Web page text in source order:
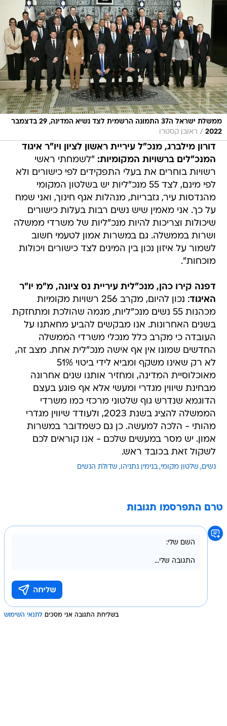
ממשלת ישראל ה37 התמונה הרשמית לצד נשיא המדינה, 29 בדצמבר
2022
/ ראובן קסטרו
דורון מילברג, מנכ"ל עיריית ראשון לציון ויו"ר איגוד
המנכ"לים ברשויות המקומיות: "לשמחתי ראשי
רשויות בוחרים את בעלי התפקידים לפי כישורים ולא
לפי מינם, לצד 55 מנכ"ליות יש בשלטון המקומי
מהנדסות עיר, גזבריות, מנהלות אגף חינוך, ואני שמח
על כך. אני מאמין שיש נשים רבות בעלות כישורים
שיכולות וצריכות להיות מנכ"ליות של משרדי ממשלה
ושרות בממשלה. גם במשרות אמון לטעמי חשוב
לשמור על איזון נכון בין המינים לצד כישורים ויכולות
מוכחות".
דפנה קירו כהן, מנכ"לית עיריית נס ציונה, מ"מ יו"ר
האיגוד
: נכון להיום, מקרב 256 רשויות מקומיות
מכהנות 55 נשים מנכ"ליות, מגמה שהולכת ומתחזקת
בשנים האחרונות. אנו מבקשים להביע מחאתנו על
העובדה כי מקרב כלל מנכלי משרדי הממשלה
החדשים שמונו אין אף אישה מנכ"לית אחת. מצב זה,
לא רק שאינו משקף ומביא לידי ביטוי 51%
מאוכלוסיית המדינה, ומחזיר אותנו שנים אחרונה
מבחינת שיווין מגדרי ומעשי אלא אף פוגע בעצם
הדוגמא שנדרש גוף שלטוני מרכזי כמו משרדי
הממשלה להציג בשנת 2023, ולעודד שיווין מגדרי
מהותי - הלכה למעשה. כן גם כשמדובר במשרות
אמון. יש מסר במעשים שלכם - אנו קוראים לכם
לשקול זאת בכובד ראש.
נשים שלטון מקומי בנימין נתניהו שדולת הנשים
טרם התפרסמו תגובות
בשליחת התגובה אני מסכים לתנאי השימוש